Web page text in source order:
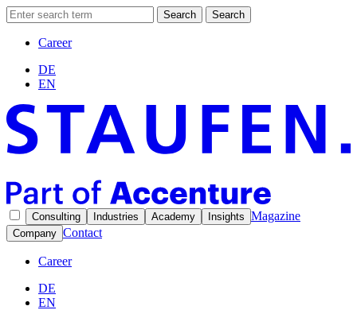
Search Search
Career
DE
EN
Consulting Industries Academy Insights Magazine
Company Contact
Career
DE
EN